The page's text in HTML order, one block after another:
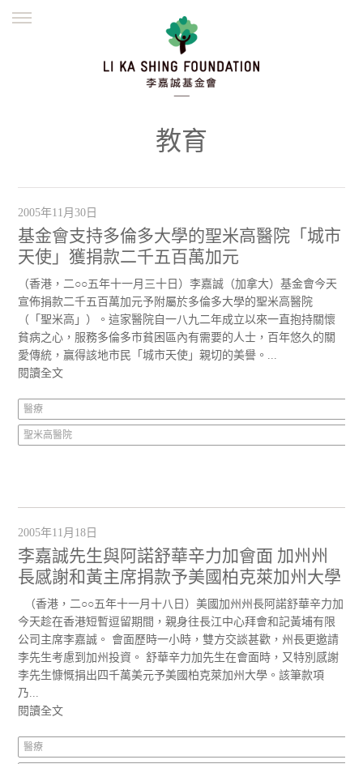
繁體
教育
2005年11月30日
基金會支持多倫多大學的聖米高醫院「城市
天使」獲捐款二千五百萬加元
（香港，二○○五年十一月三十日）李嘉誠（加拿大）基金會今天
宣佈捐款二千五百萬加元予附屬於多倫多大學的聖米高醫院
（「聖米高」）。這家醫院自一八九二年成立以來一直抱持關懷
貧病之心，服務多倫多市貧困區內有需要的人士，百年悠久的關
愛傳統，贏得該地市民「城市天使」親切的美譽。...
閱讀全文
醫療
聖米高醫院
2005年11月18日
李嘉誠先生與阿諾舒華辛力加會面 加州州
長感謝和黃主席捐款予美國柏克萊加州大學
（香港，二○○五年十一月十八日）美國加州州長阿諾舒華辛力加
今天趁在香港短暫逗留期間，親身往長江中心拜會和記黃埔有限
公司主席李嘉誠。 會面歷時一小時，雙方交談甚歡，州長更邀請
李先生考慮到加州投資。 舒華辛力加先生在會面時，又特別感謝
李先生慷慨捐出四千萬美元予美國柏克萊加州大學。該筆款項
乃...
閱讀全文
醫療